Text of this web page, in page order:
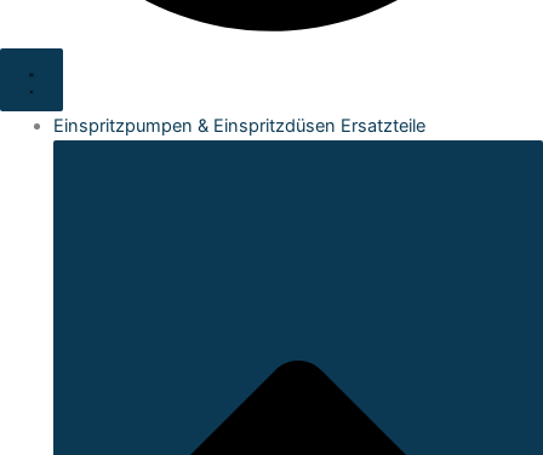
Einspritzpumpen & Einspritzdüsen Ersatzteile